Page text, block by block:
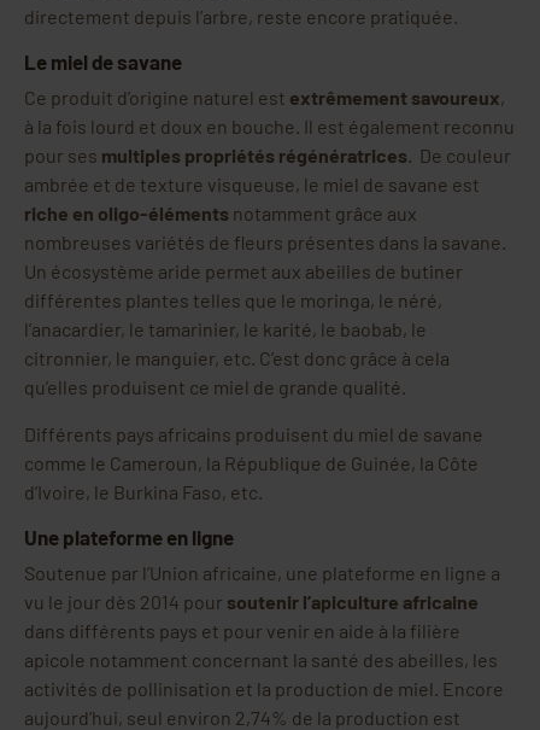
directement depuis l’arbre, reste encore pratiquée.
Le miel de savane
Ce produit d’origine naturel est extrêmement savoureux,
à la fois lourd et doux en bouche. Il est également reconnu
pour ses multiples propriétés régénératrices . De couleur
ambrée et de texture visqueuse, le miel de savane est
riche en oligo-éléments notamment grâce aux
nombreuses variétés de fleurs présentes dans la savane.
Un écosystème aride permet aux abeilles de butiner
différentes plantes telles que le moringa, le néré,
l’anacardier, le tamarinier, le karité, le baobab, le
citronnier, le manguier, etc. C’est donc grâce à cela
qu’elles produisent ce miel de grande qualité.
Différents pays africains produisent du miel de savane
comme le Cameroun, la République de Guinée, la Côte
d’Ivoire, le Burkina Faso, etc.
Une plateforme en ligne
Soutenue par l’Union africaine, une plateforme en ligne a
vu le jour dès 2014 pour soutenir l’apiculture africaine
dans différents pays et pour venir en aide à la filière
apicole notamment concernant la santé des abeilles, les
activités de pollinisation et la production de miel. Encore
aujourd’hui, seul environ 2,74% de la production est